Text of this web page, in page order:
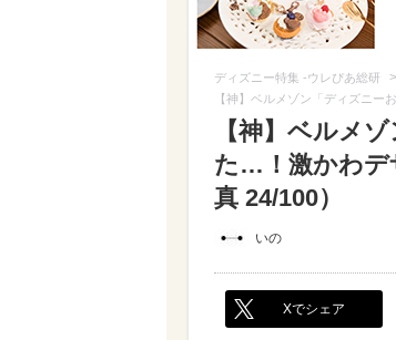
ディズニー特集 -ウレぴあ総研 >
【神】ベルメゾン「ディズニ
【神】ベルメ
た…！激かわデ
真 24/100）
いの
Xでシェア